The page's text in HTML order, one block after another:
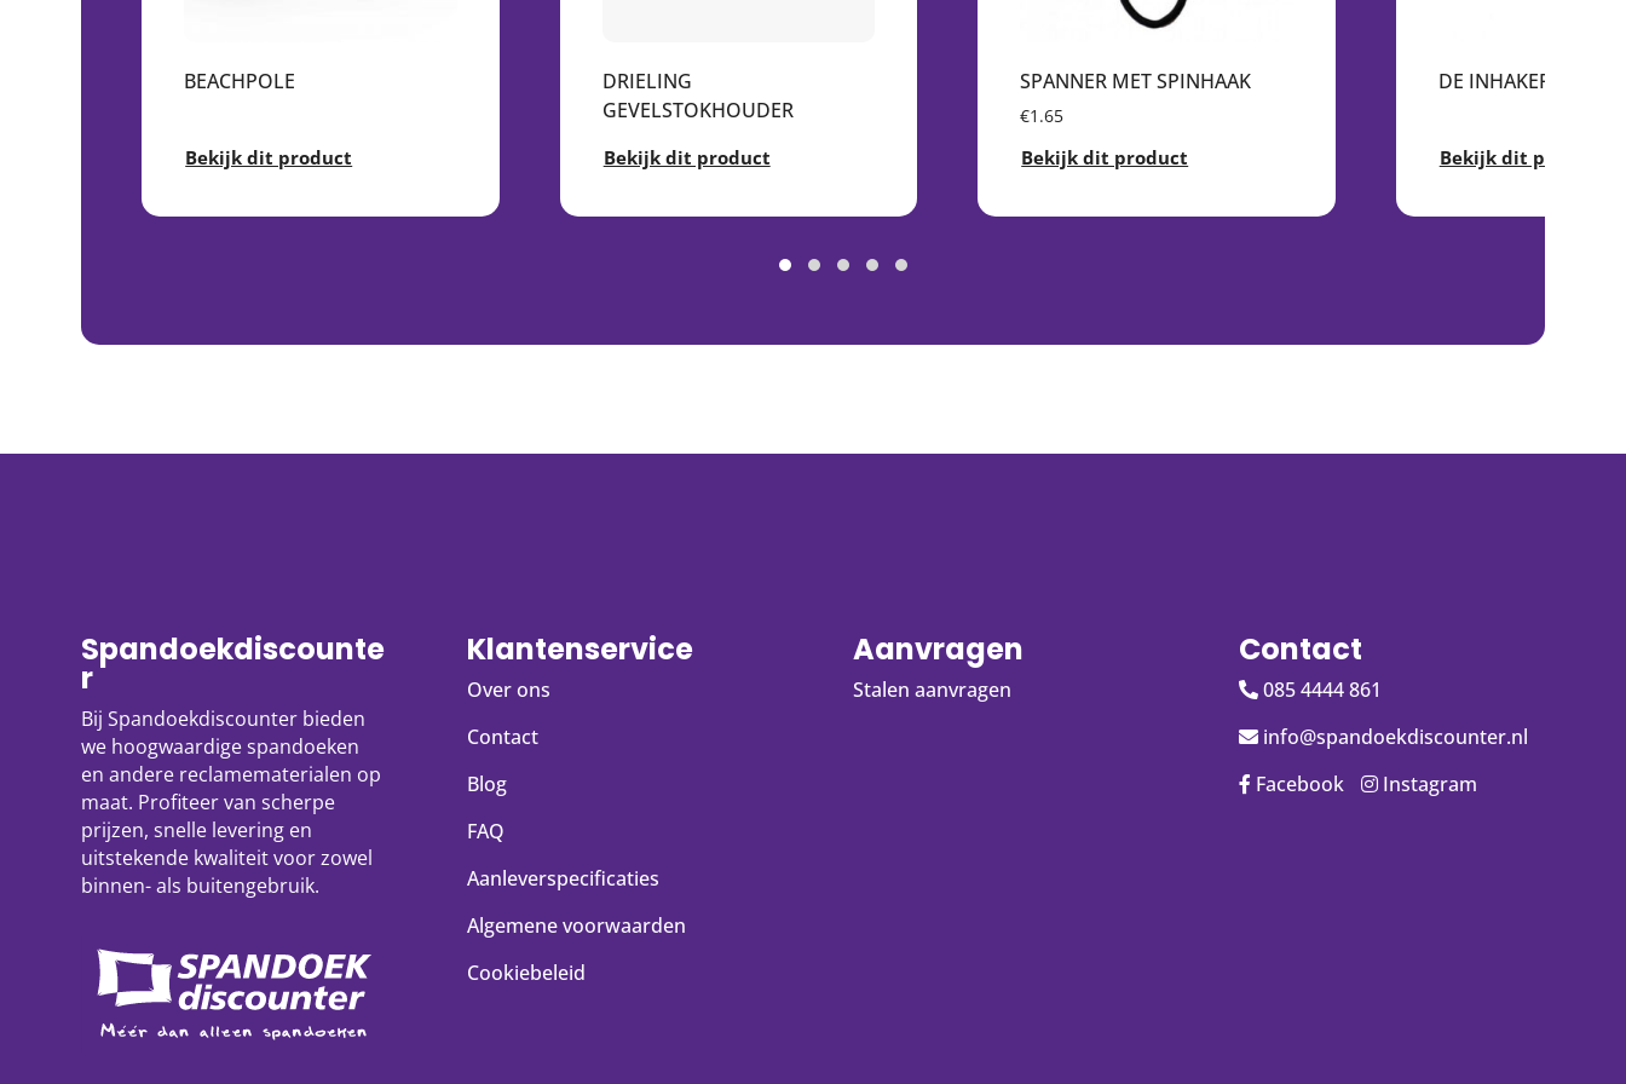
BEACHPOLE
Bekijk dit product
DRIELING
GEVELSTOKHOUDER
Bekijk dit product
SPANNER MET SPINHAAK
€1.65
Bekijk dit product
DE INHAKER®
Bekijk dit product
Spandoekdiscounte
r
Bij Spandoekdiscounter bieden
we hoogwaardige spandoeken
en andere reclamematerialen op
maat. Profiteer van scherpe
prijzen, snelle levering en
uitstekende kwaliteit voor zowel
binnen- als buitengebruik.
Klantenservice
Over ons
Contact
Blog
FAQ
Aanleverspecificaties
Algemene voorwaarden
Cookiebeleid
Aanvragen
Stalen aanvragen
Contact
085 4444 861
info@spandoekdiscounter.nl
Facebook
Instagram